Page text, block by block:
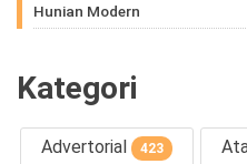
Hunian Modern
Kategori
Advertorial 423